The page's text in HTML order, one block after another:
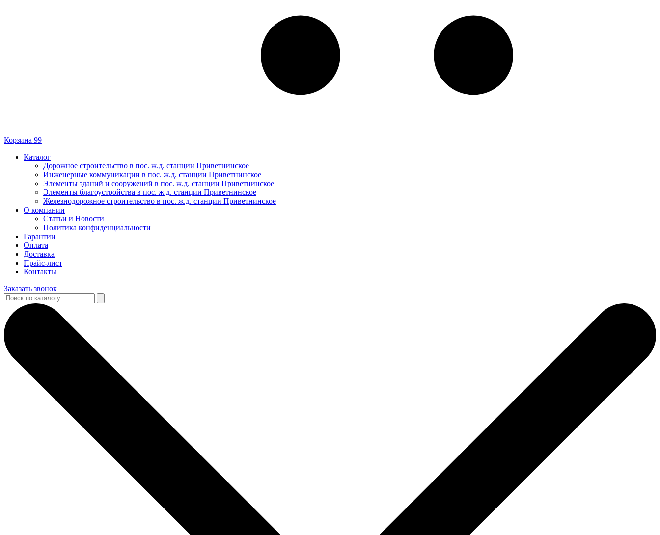
Корзина 99
Каталог
Дорожное строительство в пос. ж.д. станции Приветнинское
Инженерные коммуникации в пос. ж.д. станции Приветнинское
Элементы зданий и сооружений в пос. ж.д. станции Приветнинское
Элементы благоустройства в пос. ж.д. станции Приветнинское
Железнодорожное строительство в пос. ж.д. станции Приветнинское
О компании
Статьи и Новости
Политика конфиденциальности
Гарантии
Оплата
Доставка
Прайс-лист
Контакты
Заказать звонок